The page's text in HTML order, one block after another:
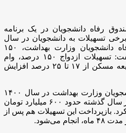
رفاه دانشجویان در یک برنامه
برخی تسهیلات به دانشجویان در سال
گذشته از سوی صندوق رفاه دانشجویان وزارت بهداشت، ۱۵۰
درصد رشد داشته است، گفت: تسهیلات ازدواج ۱۵۰ درصد، وام
تجهیزات ۳۳ درصد و وام ودیعه مسکن از ۱۷ تا ۲۵ درصد افزایش
وی افزود: صندوق رفاه دانشجویان وزارت بهداشت در سال ۱۴۰۰
حدود ۳۸۷ میلیارد تومان و در سال گذشته حدود ۶۰۰ میلیارد تومان
بازپرداخت این تسهیلات هم پس از
می‌شود.